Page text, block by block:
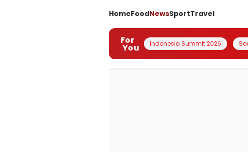
HomeFoodNewsSportTravel
For
You Indonesia Summit 2026